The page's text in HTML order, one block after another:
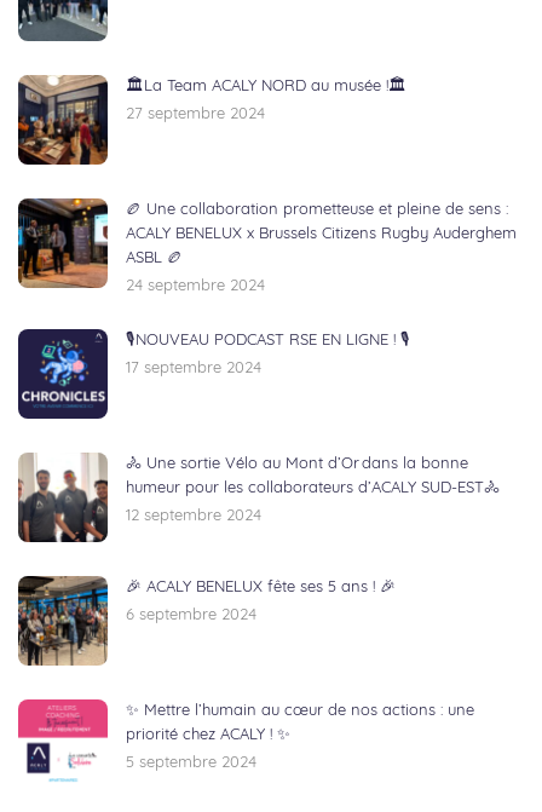
🏛️La Team ACALY NORD au musée !🏛️
27 septembre 2024
🏉 Une collaboration prometteuse et pleine de sens :
ACALY BENELUX x Brussels Citizens Rugby Auderghem
ASBL 🏉
24 septembre 2024
🎙NOUVEAU PODCAST RSE EN LIGNE ! 🎙
17 septembre 2024
🚴 Une sortie Vélo au Mont d’Or dans la bonne
humeur pour les collaborateurs d’ACALY SUD-EST🚴
12 septembre 2024
🎉 ACALY BENELUX fête ses 5 ans ! 🎉
6 septembre 2024
✨ Mettre l’humain au cœur de nos actions : une
priorité chez ACALY ! ✨
5 septembre 2024